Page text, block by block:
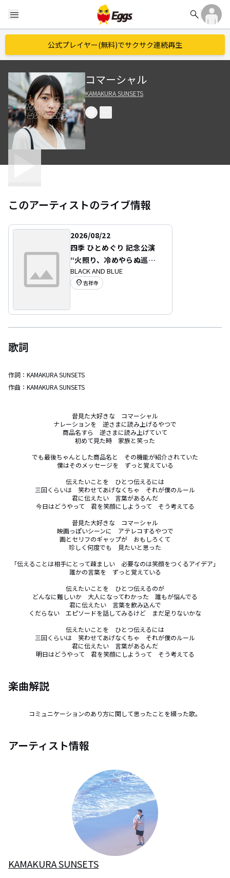
menu search
公式プレイヤー(無料)でサクサク連続再生
コマーシャル
KAMAKURA SUNSETS
このアーティストのライブ情報
2026/08/22
四季 ひとめぐり 記念公演
“火照り、冷めやらぬ巡
り。”
BLACK AND BLUE
location_on 吉祥寺
歌詞
作詞： KAMAKURA SUNSETS
作曲： KAMAKURA SUNSETS
昔見た大好きな　コマーシャル
ナレーションを　逆さまに読み上げるやつで
商品名すら　逆さまに読み上げていて
初めて見た時　家族と笑った
でも最後ちゃんとした商品名と　その機能が紹介されていた
僕はそのメッセージを　ずっと覚えている
伝えたいことを　ひとつ伝えるには
三回くらいは　笑わせてあげなくちゃ　それが僕のルール
君に伝えたい　言葉があるんだ
今日はどうやって　君を笑顔にしようって　そう考えてる
昔見た大好きな　コマーシャル
映画っぽいシーンに　アテレコするやつで
画とセリフのギャップが　おもしろくて
珍しく何度でも　見たいと思った
「伝えることは相手にとって疎ましい　必要なのは笑顔をつくるアイデア」
誰かの言葉を　ずっと覚えている
伝えたいことを　ひとつ伝えるのが
どんなに難しいか　大人になってわかった　誰もが悩んでる
君に伝えたい　言葉を飲み込んで
くだらない　エピソードを話してみるけど　まだ足りないかな
伝えたいことを　ひとつ伝えるには
三回くらいは　笑わせてあげなくちゃ　それが僕のルール
君に伝えたい　言葉があるんだ
明日はどうやって　君を笑顔にしようって　そう考えてる
楽曲解説
コミュニケーションのあり方に関して思ったことを綴った歌。
アーティスト情報
KAMAKURA SUNSETS